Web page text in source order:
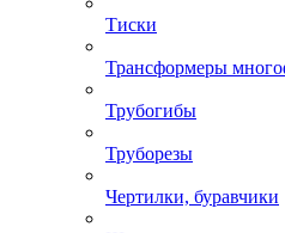
Тиски
Трансформеры
Трубогибы
Труборезы
Чертилки, буравчики